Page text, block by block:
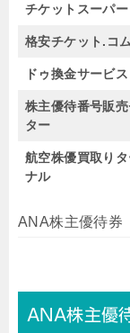
チケットスーパー
格安チケット.コム
ドゥ換金サービス
株主優待番号販
ター
航空株優買取りタ
ナル
ANA株主優待
ANA株主